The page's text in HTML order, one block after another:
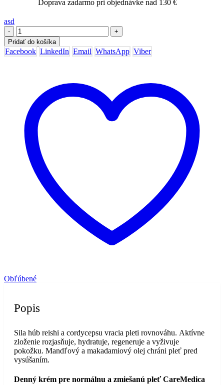
Doprava zadarmo pri objednávke nad 130 €
asd
-
+
Pridať do košíka
Facebook LinkedIn Email WhatsApp Viber
Obľúbené
Popis
Sila húb reishi a cordycepsu vracia pleti rovnováhu. Aktívne
zloženie rozjasňuje, hydratuje, regeneruje a vyživuje
pokožku. Mandľový a makadamiový olej chráni pleť pred
vysúšaním.
Denný krém pre normálnu a zmiešanú pleť CareMedica